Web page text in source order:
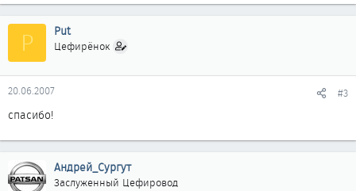
P Put
Цефирёнок
20.06.2007 #3
спасибо!
Андрей_Сургут
Заслуженный Цефировод